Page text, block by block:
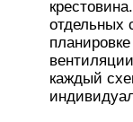
отдельных
каждый